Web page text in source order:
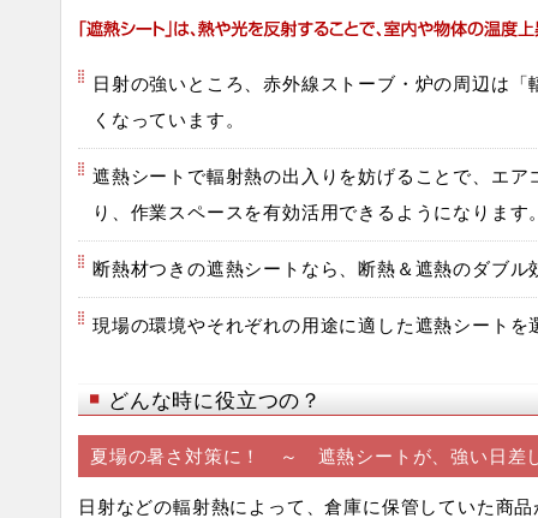
日射の強いところ、赤外線ストーブ・炉の周辺は
くなっています。
遮熱シートで輻射熱の出入りを妨げることで、エ
り、作業スペースを有効活用できるようになります
断熱材つきの遮熱シートなら、断熱＆遮熱のダブル
現場の環境やそれぞれの用途に適した遮熱シートを
どんな時に役立つの？
夏場の暑さ対策に！ ～ 遮熱シートが、強い日差
日射などの輻射熱によって、倉庫に保管していた商